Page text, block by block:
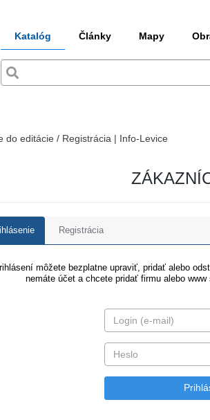
Katalóg Články Mapy
do editácie / Registrácia | Info-Levice
Registrácia
môžete bezplatne upraviť, pridať alebo
nemáte účet a chcete pridať firmu alebo